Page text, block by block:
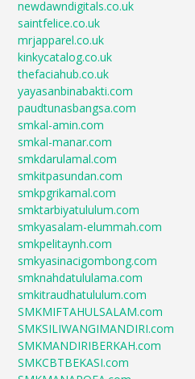
newdawndigitals.co.uk
saintfelice.co.uk
mrjapparel.co.uk
kinkycatalog.co.uk
thefaciahub.co.uk
yayasanbinabakti.com
paudtunasbangsa.com
smkal-amin.com
smkal-manar.com
smkdarulamal.com
smkitpasundan.com
smkpgrikamal.com
smktarbiyatululum.com
smkyasalam-elummah.com
smkpelitaynh.com
smkyasinacigombong.com
smknahdatululama.com
smkitraudhatululum.com
SMKMIFTAHULSALAM.com
SMKSILIWANGIMANDIRI.com
SMKMANDIRIBERKAH.com
SMKCBTBEKASI.com